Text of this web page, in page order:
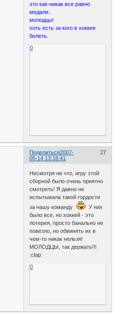
это как-никак все равно
медали..
молодцы!
хоть есть за кого в хоккее
болеть.
0
Поделиться 27
2007-
05-14 13:18:41
Несмотря не что, игру этой
сборной было очень приятно
смотреть! Я давно не
испытывала такой гордости
за нашу команду
У них
было все, но хоккей - это
лотерея, просто банально не
повезло, но обвинять их в
чем-то никак нельзя!
МОЛОДЦЫ, так держать!!!
:clap:
0